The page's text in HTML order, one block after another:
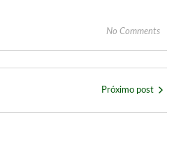
No Comments
Próximo post